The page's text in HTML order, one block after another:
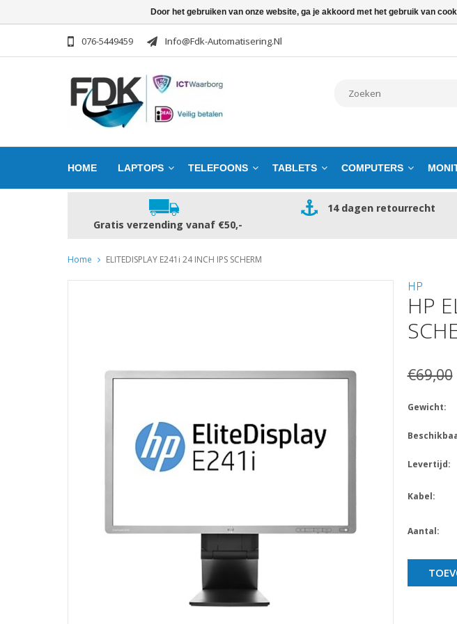
076-5449459 Info@fdk-Automatisering.nl
HOME LAPTOPS TELEFOONS TABLETS COMPUTERS
Gratis verzending vanaf €50,-
14 dagen retourrecht
Home ELITEDISPLAY E241i 24 INCH IPS SCHERM
HP
HP
€69,00
Gewicht:
Levertijd:
Kabel:
Aantal:
Door het gebruiken van onze website, ga je akkoord met het gebruik van